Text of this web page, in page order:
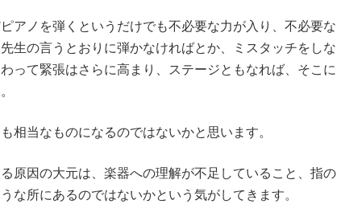
アノを弾くというだけでも不必要な力が入り、不必要な
生の言うとおりに弾かなければとか、ミスタッチをしな
って緊張はさらに高まり、ステージともなれば、そこに
相当なものになるのではないかと思います。
原因の大元は、楽器への理解が不足していること、指の
な所にあるのではないかという気がしてきます。